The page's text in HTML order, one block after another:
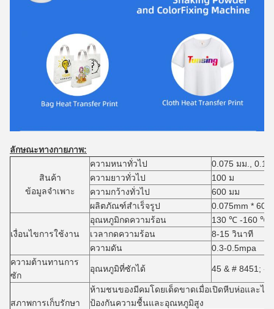
ลักษณะทางกายภาพ:
สินค้า
ข้อมูลจำเพาะ
ความหนาทั่วไป
0.075 มม.,
ความยาวทั่วไป
100 ม
ความกว้างทั่วไป
600 มม
ผลิตภัณฑ์สำเร็จรูป
0.075mm *
เงื่อนไขการใช้งาน
อุณหภูมิกดความร้อน
130 ℃ -160 ℃
เวลากดความร้อน
8-15 วินาที
ความดัน
0.3-0.5mpa
ความต้านทานการ
ซัก
อุณหภูมิที่ซักได้ 45 & # 8451; -
สภาพการเก็บรักษา
ห้ามชนของมีคมโดยเด็ดขาดเมื่อเปิดหีบห่อและไม่
ป้องกันความชื้นและอุณหภูมิสูง